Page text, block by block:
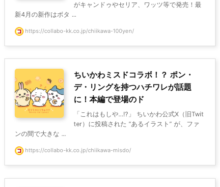
がキャンドゥやセリア、ワッツ等で発売！最
新4月の新作はボタ ...
https://collabo-kk.co.jp/chiikawa-100yen/
ちいかわミスドコラボ！？ ポン・
デ・リングを持つハチワレが話題
に！本編で登場のド
「これはもしや…⁉」 ちいかわ公式X（旧Twit
ter）に投稿された “あるイラスト” が、ファ
ンの間で大きな ...
https://collabo-kk.co.jp/chiikawa-misdo/